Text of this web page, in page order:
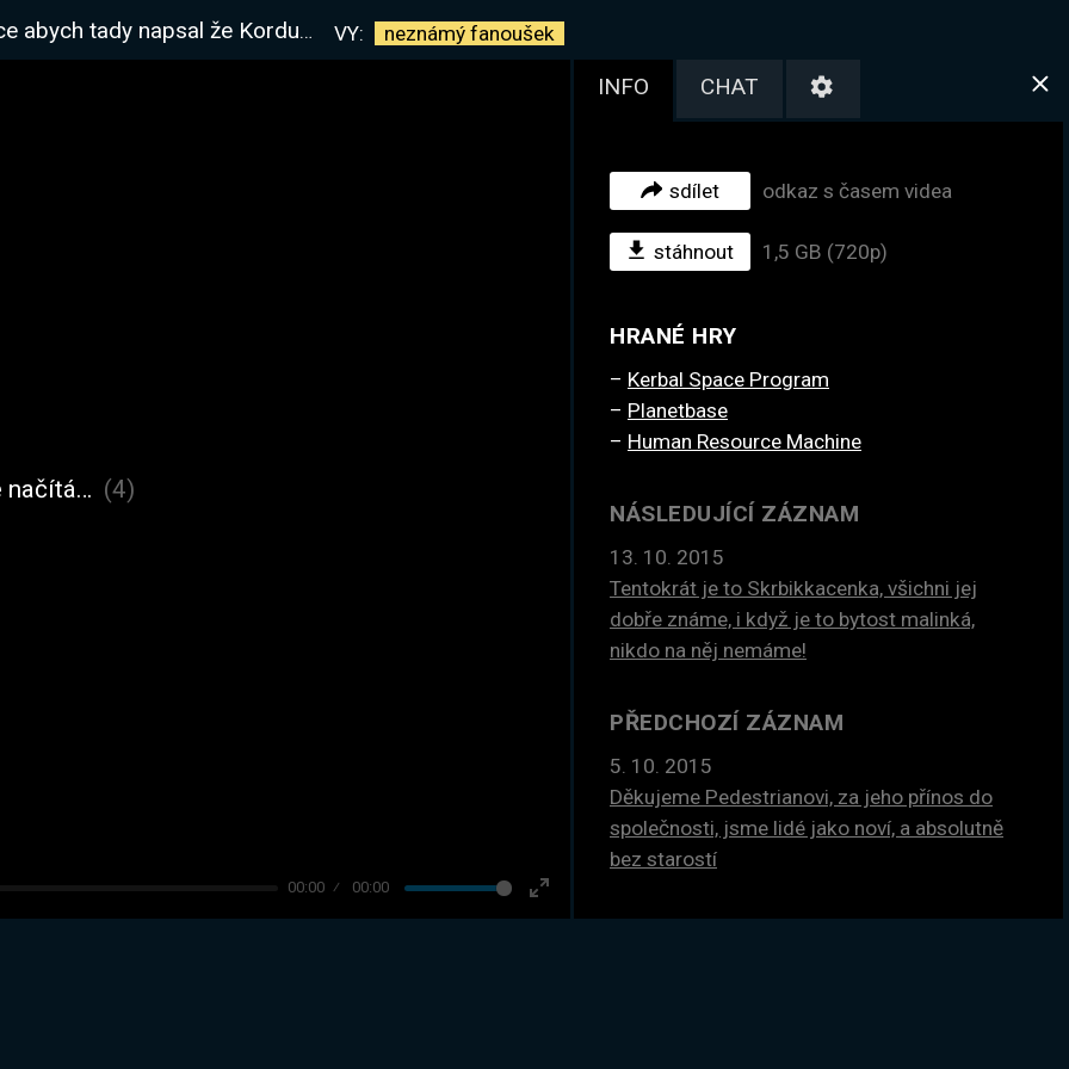
že Kordus, a potom nějaký hnus, tak to radši čus. VY: neznámý fanoušek
00:00 00:00
Enter
načítá… (4)
INFO CHAT
sdílet odkaz s časem videa
stáhnout 1,5 GB (720p)
HRANÉ HRY
Kerbal Space Program
Planetbase
Human Resource Machine
NÁSLEDUJÍCÍ ZÁZNAM
13. 10. 2015
Tentokrát je to Skrbikkacenka, všichni jej
dobře známe, i když je to bytost malinká,
nikdo na něj nemáme!
PŘEDCHOZÍ ZÁZNAM
5. 10. 2015
Děkujeme Pedestrianovi, za jeho přínos do
společnosti, jsme lidé jako noví, a absolutně
bez starostí